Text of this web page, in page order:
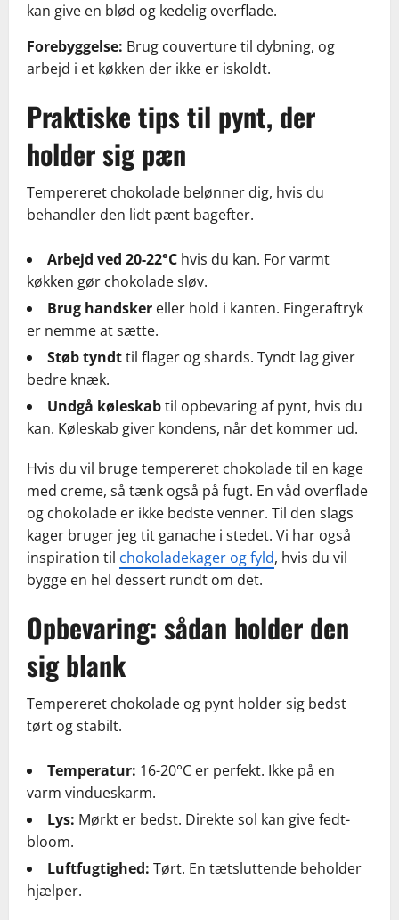
kan give en blød og kedelig overflade.
Forebyggelse: Brug couverture til dybning, og
arbejd i et køkken der ikke er iskoldt.
Praktiske tips til pynt, der
holder sig pæn
Tempereret chokolade belønner dig, hvis du
behandler den lidt pænt bagefter.
Arbejd ved 20-22°C hvis du kan. For varmt
køkken gør chokolade sløv.
Brug handsker eller hold i kanten. Fingeraftryk
er nemme at sætte.
Støb tyndttil flager og shards. Tyndt lag giver
bedre knæk.
Undgå køleskabtil opbevaring af pynt, hvis du
kan. Køleskab giver kondens, når det kommer ud.
Hvis du vil bruge tempereret chokolade til en kage
med creme, så tænk også på fugt. En våd overflade
og chokolade er ikke bedste venner. Til den slags
kager bruger jeg tit ganache i stedet. Vi har også
inspiration til chokoladekager og fyld, hvis du vil
bygge en hel dessert rundt om det.
Opbevaring: sådan holder den
sig blank
Tempereret chokolade og pynt holder sig bedst
tørt og stabilt.
Temperatur: 16-20°C er perfekt. Ikke på en
varm vindueskarm.
Lys: Mørkt er bedst. Direkte sol kan give fedt-
bloom.
Luftfugtighed: Tørt. En tætsluttende beholder
hjælper.